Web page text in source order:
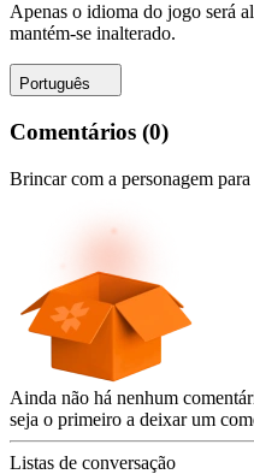
Apenas o idioma do jogo será
mantém-se inalterado.
Português
Comentários (0)
Brincar com a personagem
Ainda não há nenhum
seja o primeiro a deixar um
Listas de conversação